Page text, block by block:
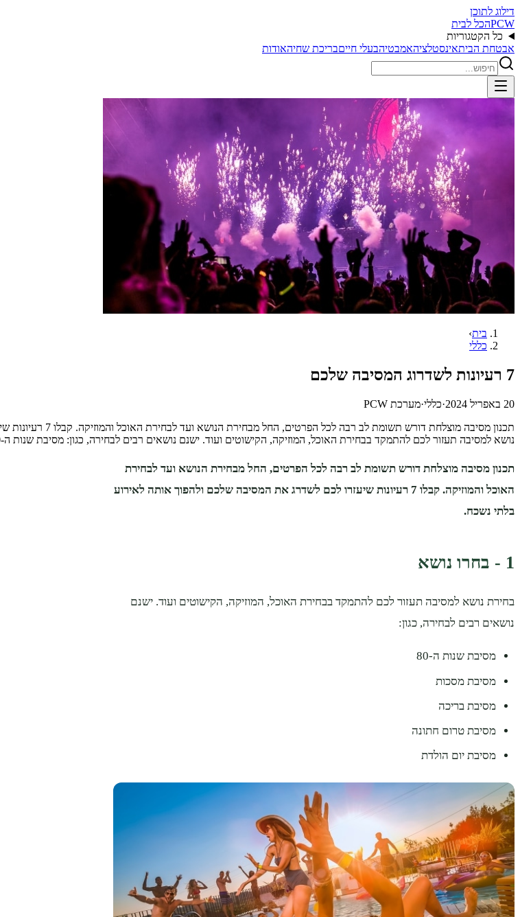
דילוג לתוכן
PCWהכל לבית
כל הקטגוריות
אבטחת הביתאינסטלציהאמבטיהבעלי חייםבריכת שחיהאודות
בית›
כללי
7 רעיונות לשדרוג המסיבה שלכם
20 באפריל 2024 ·כללי·מערכת PCW
נושא למסיבה תעזור לכם להתמקד בבחירת האוכל, המוזיקה, הקישוטים ועוד. ישנם נושאים רבים לבחירה, כגון: מסיבת שנות ה-80 מסיבת מסכות מסיבת …
תכנון מסיבה מוצלחת דורש תשומת לב רבה לכל הפרטים, החל מבחירת הנושא ועד לבחירת
האוכל והמוזיקה. קבלו 7 רעיונות שיעזרו לכם לשדרג את המסיבה שלכם ולהפוך אותה לאירוע
בלתי נשכח.
1 - בחרו נושא
בחירת נושא למסיבה תעזור לכם להתמקד בבחירת האוכל, המוזיקה, הקישוטים ועוד. ישנם
נושאים רבים לבחירה, כגון:
מסיבת שנות ה-80
מסיבת מסכות
מסיבת בריכה
מסיבת טרום חתונה
מסיבת יום הולדת